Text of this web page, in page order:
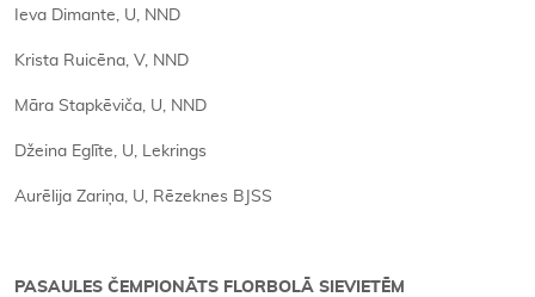
Ieva Dimante, U, NND
Krista Ruicēna, V, NND
Māra Stapkēviča, U, NND
Džeina Eglīte, U, Lekrings
Aurēlija Zariņa, U, Rēzeknes BJSS
PASAULES ČEMPIONĀTS FLORBOLĀ SIEVIETĒM